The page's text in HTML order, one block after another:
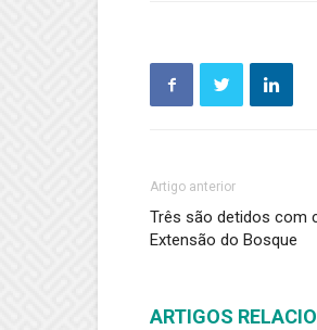
Artigo anterior
Três são detidos com
Extensão do Bosque
ARTIGOS